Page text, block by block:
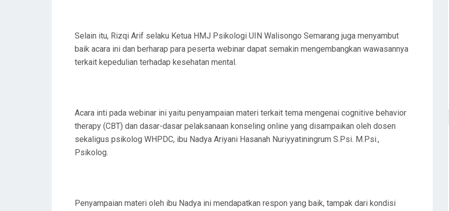
Selain itu, Rizqi Arif selaku Ketua HMJ Psikologi UIN Walisongo Semarang juga menyambut
baik acara ini dan berharap para peserta webinar dapat semakin mengembangkan wawasannya
terkait kepedulian terhadap kesehatan mental.
Acara inti pada webinar ini yaitu penyampaian materi terkait tema mengenai cognitive behavior
therapy (CBT) dan dasar-dasar pelaksanaan konseling online yang disampaikan oleh dosen
sekaligus psikolog WHPDC, ibu Nadya Ariyani Hasanah Nuriyyatiningrum S.Psi. M.Psi.,
Psikolog.
Penyampaian materi oleh ibu Nadya ini mendapatkan respon yang baik, tampak dari kondisi